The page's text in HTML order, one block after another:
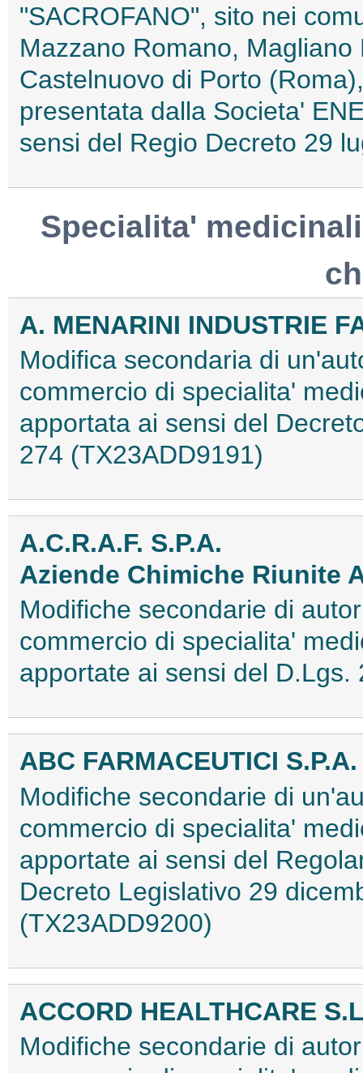
"SACROFANO", sito nei
Mazzano Romano,
Castelnuovo di Porto
presentata dalla Societa'
sensi del Regio Decreto 29
Specialita'
A. MENARINI INDUSTRIE
Modifica secondaria di
commercio di specialita'
apportata ai sensi del
274 (TX23ADD9191)
A.C.R.A.F. S.P.A.
Aziende Chimiche Riunite
Modifiche secondarie di
commercio di specialita'
apportate ai sensi del
ABC FARMACEUTICI S.P.A.
Modifiche secondarie di
commercio di specialita'
apportate ai sensi del
Decreto Legislativo 29
(TX23ADD9200)
ACCORD HEALTHCARE
Modifiche secondarie di